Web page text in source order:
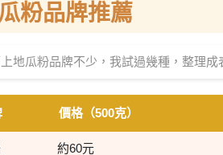
粉品牌推薦
地瓜粉品牌不少，我試過幾種，整理成
價格（500克）
約60元